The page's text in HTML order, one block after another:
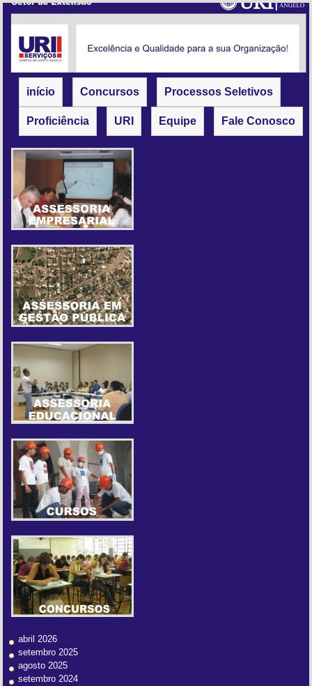
início Concursos Processos Seletivos
Proficiência URI Equipe Fale Conosco
abril 2026
setembro 2025
agosto 2025
setembro 2024